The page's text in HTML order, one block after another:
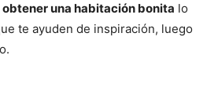
obtener una habitación bonita lo
te ayuden de inspiración, luego